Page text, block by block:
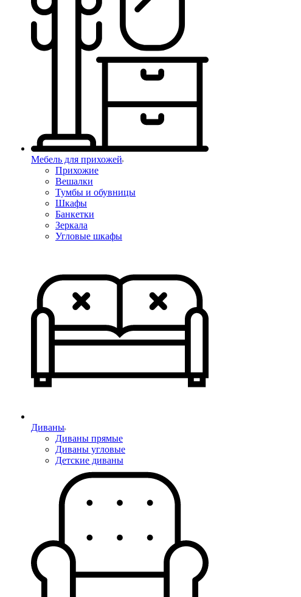
Мебель для прихожей
Прихожие
Вешалки
Тумбы и обувницы
Шкафы
Банкетки
Зеркала
Угловые шкафы
Диваны
Диваны прямые
Диваны угловые
Детские диваны